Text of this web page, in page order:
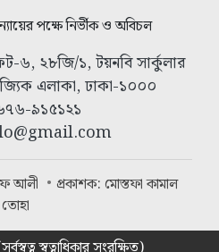
পক্ষে নির্ভীক ও অবিচল
৬, ২৮জি/১, টয়নবি সার্কুলার
এলাকা, ঢাকা-১০০০
৯১৫১২১
আলী
প্রকাশক: মোস্তফা কামাল
তোহা